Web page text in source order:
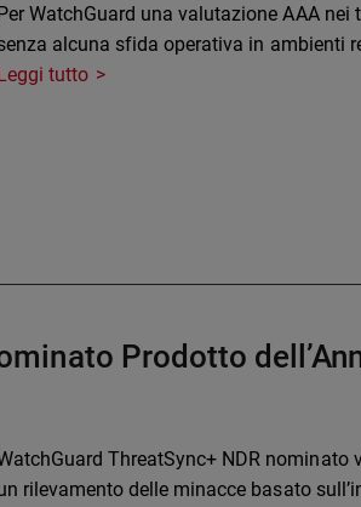
WatchGuard una valutazione AAA
alcuna sfida operativa in ambienti
tutto
Prodotto
ThreatSync+ NDR nominato
rilevamento delle minacce basato